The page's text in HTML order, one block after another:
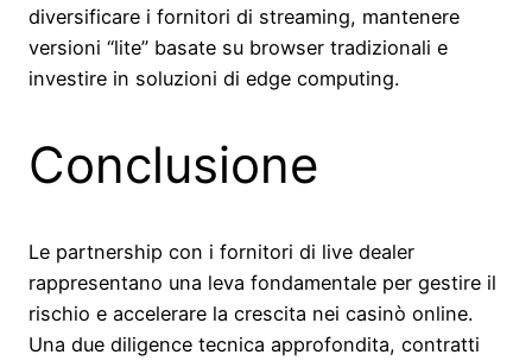
diversificare i fornitori di streaming, mantenere
versioni “lite” basate su browser tradizionali e
investire in soluzioni di edge computing.
Conclusione
Le partnership con i fornitori di live dealer
rappresentano una leva fondamentale per gestire il
rischio e accelerare la crescita nei casinò online.
Una due diligence tecnica approfondita, contratti